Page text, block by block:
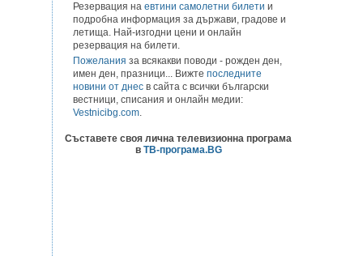
Резервация на евтини самолетни билети и
подробна информация за държави, градове и
летища. Най-изгодни цени и онлайн
резервация на билети.
Пожелания за всякакви поводи - рожден ден,
имен ден, празници... Вижте последните
новини от днес в сайта с всички български
вестници, списания и онлайн медии:
Vestnicibg.com.
Съставете своя лична телевизионна програма
в ТВ-програма.BG